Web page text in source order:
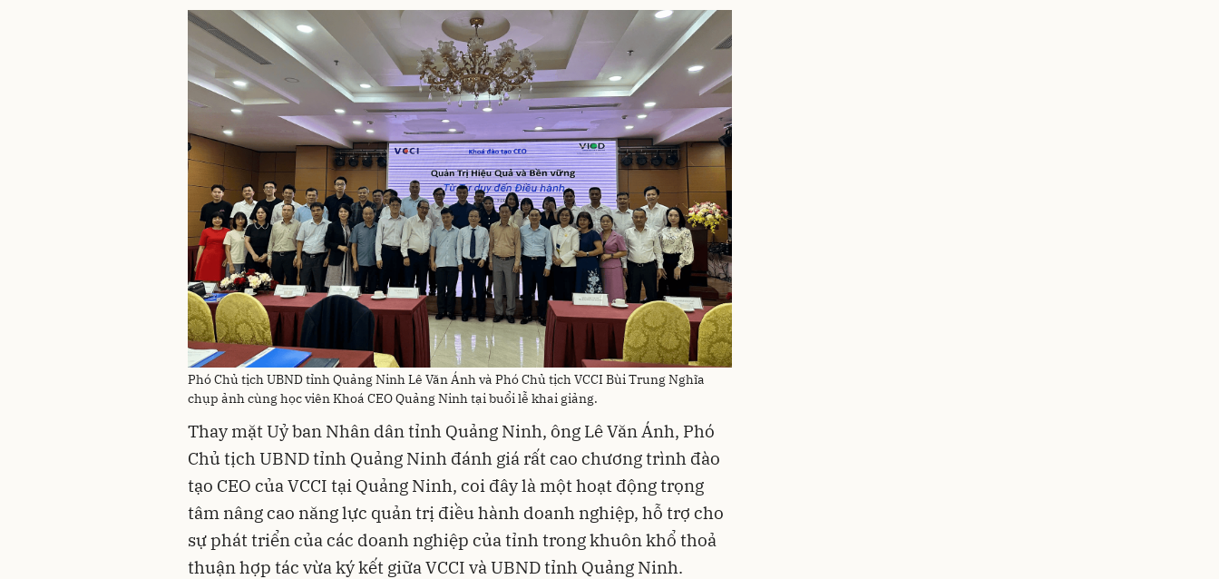
Phó Chủ tịch UBND tỉnh Quảng Ninh Lê Văn Ánh và Phó Chủ tịch VCCI Bùi Trung Nghĩa
chụp ảnh cùng học viên Khoá CEO Quảng Ninh tại buổi lễ khai giảng.
Thay mặt Uỷ ban Nhân dân tỉnh Quảng Ninh, ông Lê Văn Ánh, Phó
Chủ tịch UBND tỉnh Quảng Ninh đánh giá rất cao chương trình đào
tạo CEO của VCCI tại Quảng Ninh, coi đây là một hoạt động trọng
tâm nâng cao năng lực quản trị điều hành doanh nghiệp, hỗ trợ cho
sự phát triển của các doanh nghiệp của tỉnh trong khuôn khổ thoả
thuận hợp tác vừa ký kết giữa VCCI và UBND tỉnh Quảng Ninh.